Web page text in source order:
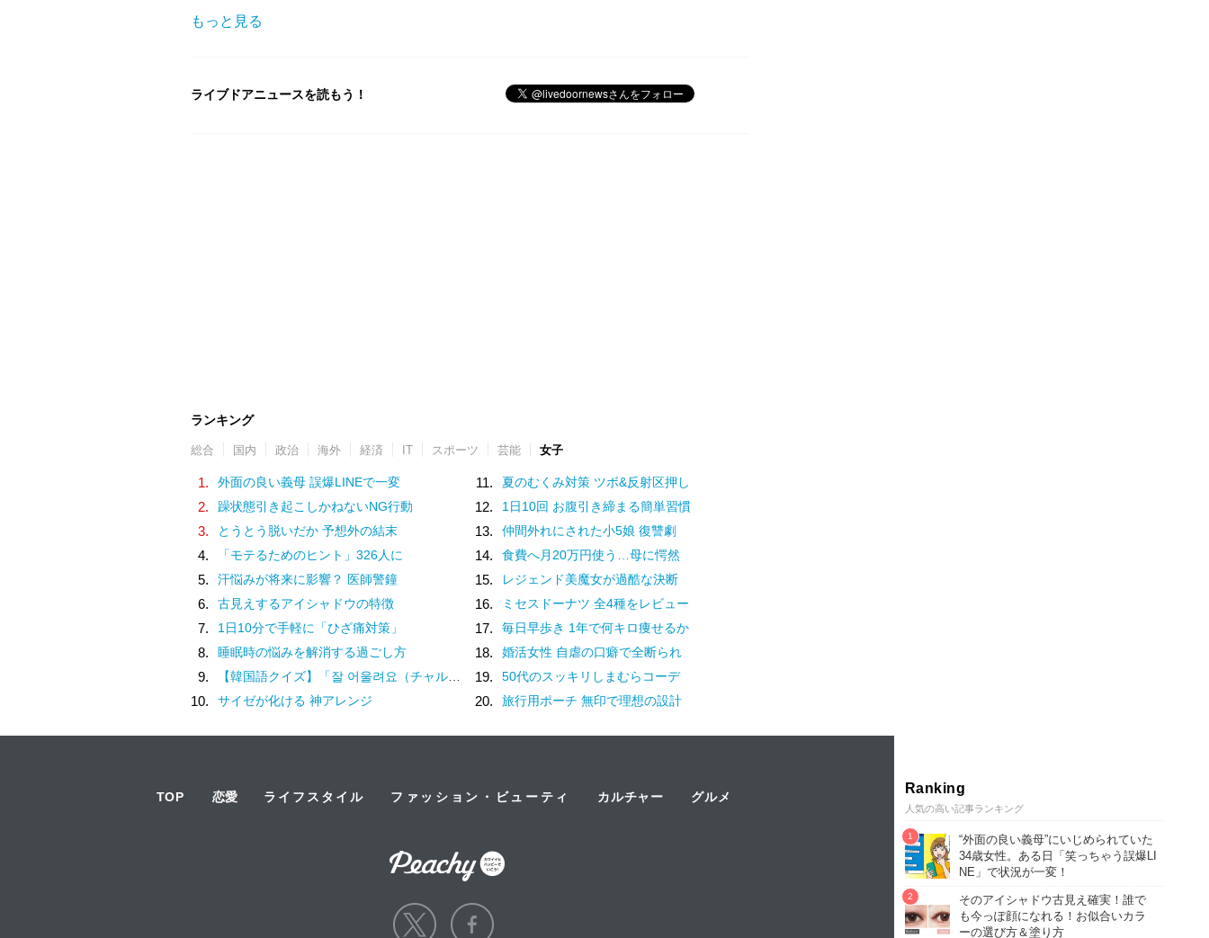
もっと見る
ライブドアニュースを読もう！
ランキング
総合 国内 政治 海外 経済 IT スポーツ 芸能 女子
1. 外面の良い義母 誤爆LINEで一変
2. 躁状態引き起こしかねないNG行動
3. とうとう脱いだか 予想外の結末
4. 「モテるためのヒント」326人に
5. 汗悩みが将来に影響？ 医師警鐘
6. 古見えするアイシャドウの特徴
7. 1日10分で手軽に「ひざ痛対策」
8. 睡眠時の悩みを解消する過ごし方
9. 【韓国語クイズ】「잘 어울려요（チャル オウルリョヨ）」の意味は？褒め言葉です♡
10. サイゼが化ける 神アレンジ
11. 夏のむくみ対策 ツボ&反射区押し
12. 1日10回 お腹引き締まる簡単習慣
13. 仲間外れにされた小5娘 復讐劇
14. 食費へ月20万円使う…母に愕然
15. レジェンド美魔女が過酷な決断
16. ミセスドーナツ 全4種をレビュー
17. 毎日早歩き 1年で何キロ痩せるか
18. 婚活女性 自虐の口癖で全断られ
19. 50代のスッキリしまむらコーデ
20. 旅行用ポーチ 無印で理想の設計
Ranking
人気の高い記事ランキング
“外面の良い義母”にいじめられていた
34歳女性。ある日「笑っちゃう誤爆LI
NE」で状況が一変！
そのアイシャドウ古見え確実！誰で
も今っぽ顔になれる！お似合いカラ
ーの選び方＆塗り方
TOP 恋愛 ライフスタイル ファッション・ビューティ カルチャー グルメ